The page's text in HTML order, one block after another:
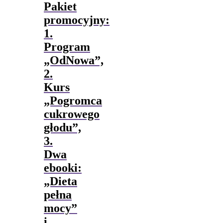
Pakiet
promocyjny:
1.
Program
„OdNowa”,
2.
Kurs
„Pogromca
cukrowego
głodu”,
3.
Dwa
ebooki:
„Dieta
pełna
mocy”